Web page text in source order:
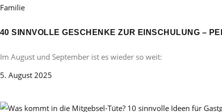
Familie
40 SINNVOLLE GESCHENKE ZUR EINSCHULUNG –
Im August und September ist es wieder so weit:
5. August 2025